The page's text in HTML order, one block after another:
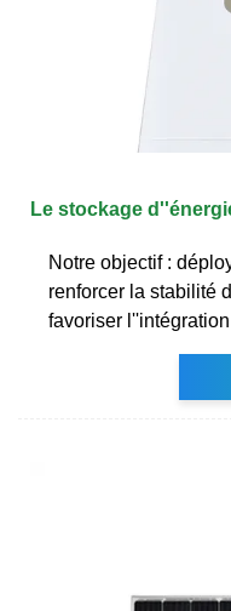
Le stockage
Notre objectif :
renforcer la stabilité
favoriser